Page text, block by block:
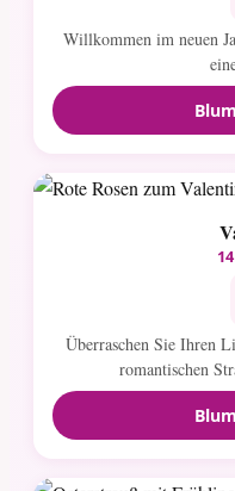
Willkommen im neuen
Überraschen Sie Ihren
romantischen